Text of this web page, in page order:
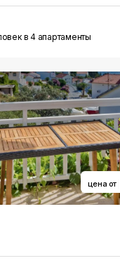
в 4 апартаменты
цена от